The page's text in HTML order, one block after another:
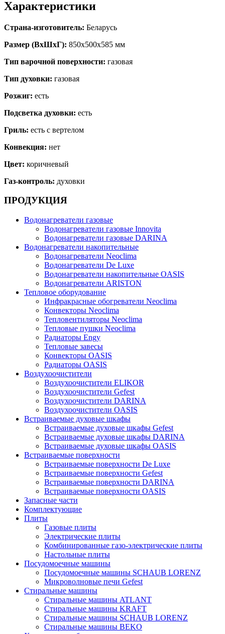
Характеристики
Страна-изготовитель: Беларусь
Размер (ВхШхГ): 850х500х585 мм
Тип варочной поверхности: газовая
Тип духовки: газовая
Розжиг: есть
Подсветка духовки: есть
Гриль: есть с вертелом
Конвекция: нет
Цвет: коричневый
Газ-контроль: духовки
ПРОДУКЦИЯ
Водонагреватели газовые
Водонагреватели газовые Innovita
Водонагреватели газовые DARINA
Водонагреватели накопительные
Водонагреватели Neoclima
Водонагреватели De Luxe
Водонагреватели накопительные OASIS
Водонагреватели ARISTON
Тепловое оборудование
Инфракрасные обогреватели Neoclima
Конвекторы Neoclima
Тепловентиляторы Neoclima
Тепловые пушки Neoclima
Радиаторы Engy
Тепловые завесы
Конвекторы OASIS
Радиаторы OASIS
Воздухоочистители
Воздухоочистители ELIKOR
Воздухоочистители Gefest
Воздухоочистители DARINA
Воздухоочистители OASIS
Встраиваемые духовые шкафы
Встраиваемые духовые шкафы Gefest
Встраиваемые духовые шкафы DARINA
Встраиваемые духовые шкафы OASIS
Встраиваемые поверхности
Встраиваемые поверхности De Luxe
Встраиваемые поверхности Gefest
Встраиваемые поверхности DARINA
Встраиваемые поверхности OASIS
Запасные части
Комплектующие
Плиты
Газовые плиты
Электрические плиты
Комбинированные газо-электрические плиты
Настольные плиты
Посудомоечные машины
Посудомоечные машины SCHAUB LORENZ
Микроволновые печи Gefest
Стиральные машины
Стиральные машины ATLANT
Стиральные машины KRAFT
Стиральные машины SCHAUB LORENZ
Стиральные машины BEKO